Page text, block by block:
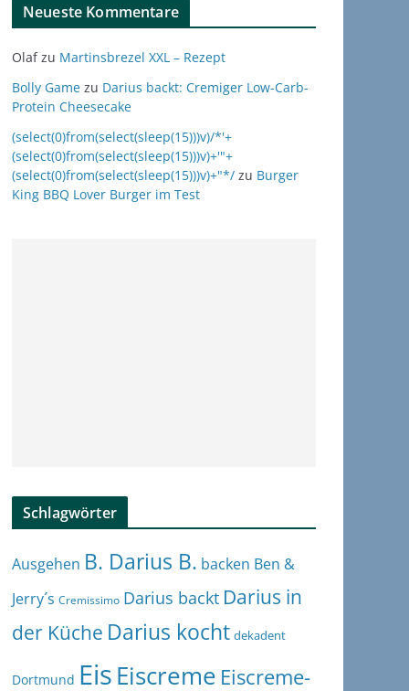
Neueste Kommentare
Olafzu Martinsbrezel XXL – Rezept
Bolly Game zu Darius backt: Cremiger Low-Carb-
Protein Cheesecake
(select(0)from(select(sleep(15)))v)/*'+
(select(0)from(select(sleep(15)))v)+'"+
(select(0)from(select(sleep(15)))v)+"*/ zu Burger
King BBQ Lover Burger im Test
Schlagwörter
Ausgehen B. Darius B. backen Ben &
Jerry´s Cremissimo Darius backt Darius in
der Küche Darius kocht dekadent
Dortmund EisEiscreme Eiscreme-